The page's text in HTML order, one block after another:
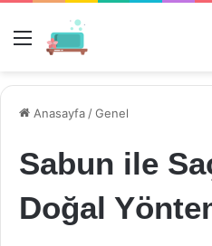
Menü
Anasayfa /Genel
Sabun ile
Doğal